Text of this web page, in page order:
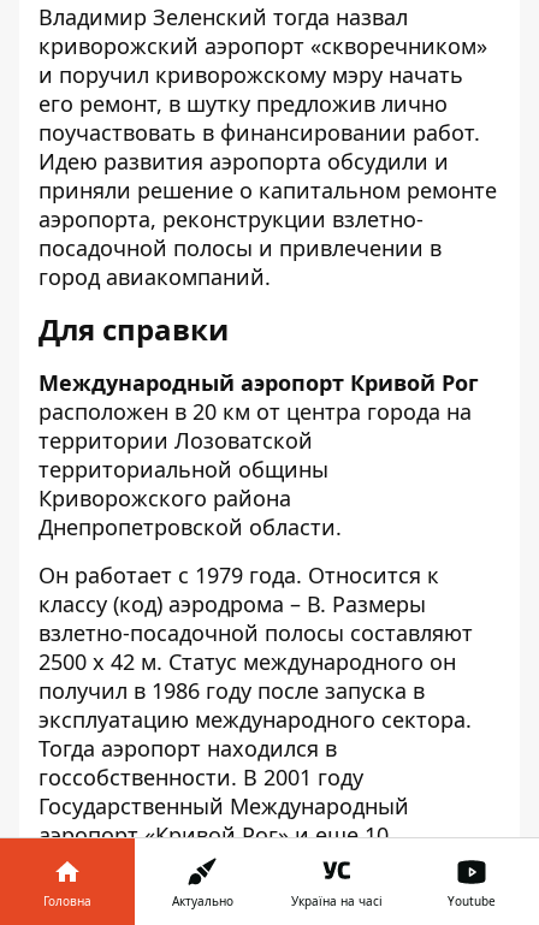
Владимир Зеленский тогда назвал
криворожский аэропорт «скворечником»
и поручил криворожскому мэру начать
его ремонт, в шутку предложив лично
поучаствовать в финансировании работ.
Идею развития аэропорта обсудили и
приняли решение о капитальном ремонте
аэропорта, реконструкции взлетно-
посадочной полосы и привлечении в
город авиакомпаний.
Для справки
Международный аэропорт Кривой Рог
расположен в 20 км от центра города на
территории Лозоватской
территориальной общины
Криворожского района
Днепропетровской области.
Он работает с 1979 года. Относится к
классу (код) аэродрома – В. Размеры
взлетно-посадочной полосы составляют
2500 х 42 м. Статус международного он
получил в 1986 году после запуска в
эксплуатацию международного сектора.
Тогда аэропорт находился в
госсобственности. В 2001 году
Государственный Международный
аэропорт «Кривой Рог» и еще 10
украинских аэропортов
Кабмин передалв
коммунальную собственность. В сентябре
Головна Актуально Україна на часі Youtube